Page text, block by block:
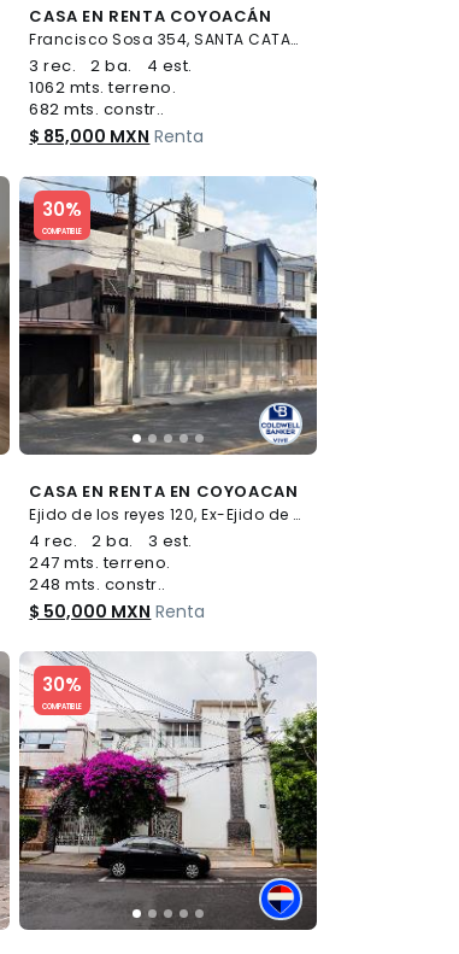
CASA EN RENTA COYOACÁN
Francisco Sosa 354, SANTA CATARINA, Coyoacán
3 rec. 2 ba.
4 est.
1062 mts. terreno.
682 mts. constr..
$ 85,000 MXN Renta
30%
COMPATIBLE
Slide 1 of 5
CASA EN RENTA EN COYOACAN
Ejido de los reyes 120, Ex-Ejido de San Francisco Culhuacán, Coyoacán
4 rec. 2 ba.
3 est.
247 mts. terreno.
248 mts. constr..
$ 50,000 MXN Renta
30%
COMPATIBLE
Slide 1 of 5